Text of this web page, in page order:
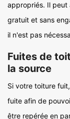
appropriés. Il peut
gratuit et sans
il n'est pas
Fuites de
la source
Si votre toiture
fuite afin de
être repérée en